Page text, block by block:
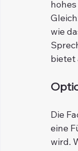
wie
bietet
Die
eine
wird.